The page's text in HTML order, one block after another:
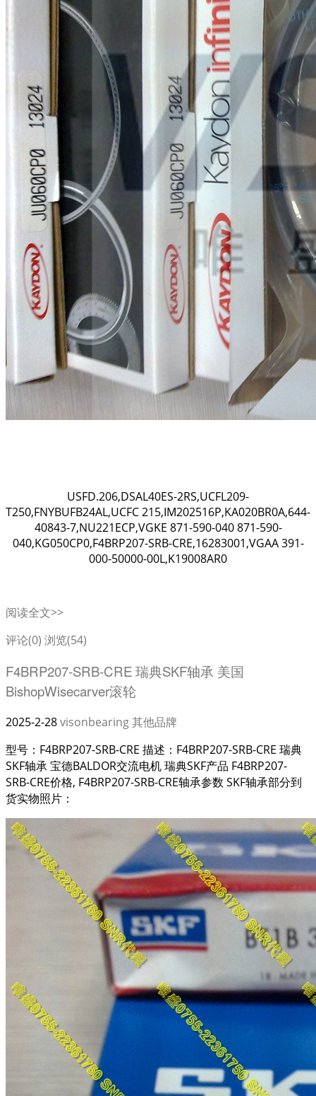
USFD.206,DSAL40ES-2RS,UCFL209-
T250,FNYBUFB24AL,UCFC 215,IM202516P,KA020BR0A,644-
40843-7,NU221ECP,VGKE 871-590-040 871-590-
040,KG050CP0,F4BRP207-SRB-CRE,16283001,VGAA 391-
000-50000-00L,K19008AR0
阅读全文>>
评论(0) 浏览(54)
F4BRP207-SRB-CRE 瑞典SKF轴承 美国
BishopWisecarver滚轮
2025-2-28visonbearing其他品牌
型号：F4BRP207-SRB-CRE 描述：F4BRP207-SRB-CRE 瑞典
SKF轴承 宝德BALDOR交流电机 瑞典SKF产品 F4BRP207-
SRB-CRE价格, F4BRP207-SRB-CRE轴承参数 SKF轴承部分到
货实物照片：